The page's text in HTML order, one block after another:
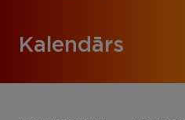
Kalendārs